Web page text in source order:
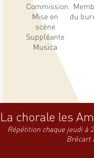
Commission
Mise en
scène
Suppléante
Musica
du
La chorale les
Répétition chaque jeudi à
Brécart